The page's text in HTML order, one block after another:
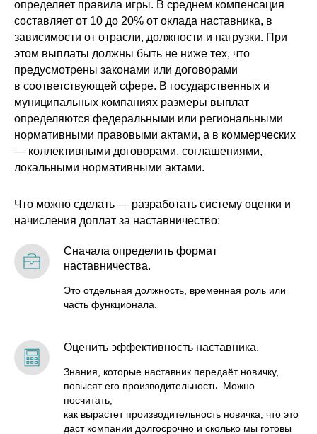
определяет правила игры. В среднем компенсация
составляет от 10 до 20% от оклада наставника, в
зависимости от отрасли, должности и нагрузки. При
этом выплаты должны быть не ниже тех, что
предусмотрены законами или договорами
в соответствующей сфере. В государственных и
муниципальных компаниях размеры выплат
определяются федеральными или региональными
нормативными правовыми актами, а в коммерческих
— коллективными договорами, соглашениями,
локальными нормативными актами.
Что можно сделать — разработать систему оценки и
начисления доплат за наставничество:
Сначала определить формат
наставничества.
Это отдельная должность, временная роль или
часть функционала.
Оценить эффективность наставника.
Знания, которые наставник передаёт новичку,
повысят его производительность. Можно
посчитать,
как вырастет производительность новичка, что это
даст компании долгосрочно и сколько мы готовы